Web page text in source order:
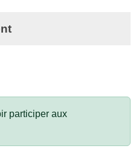
participer aux